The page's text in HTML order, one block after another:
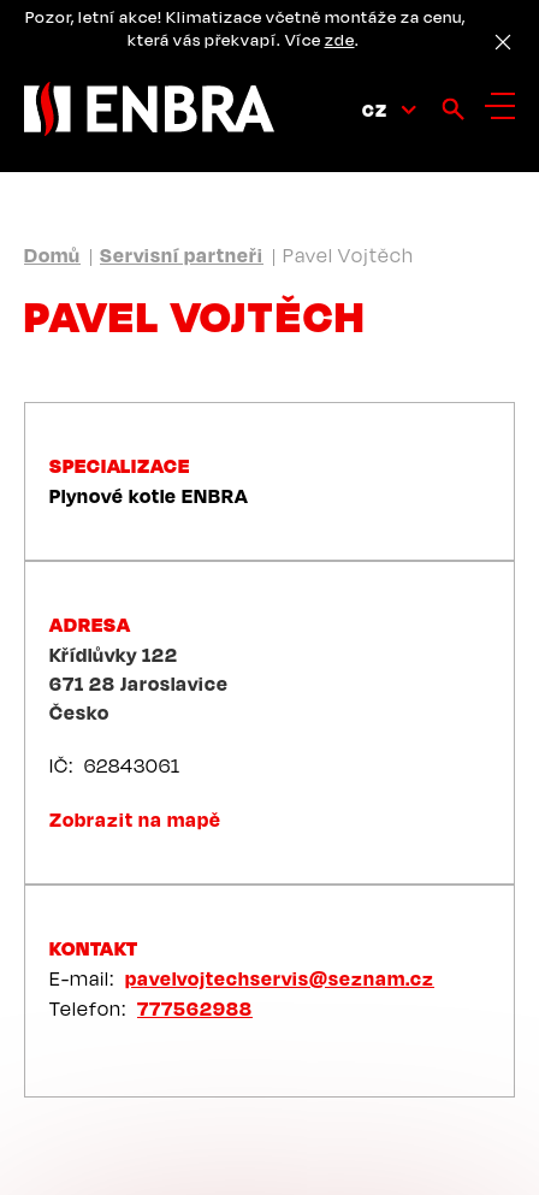
PřejítPozor, letní akce! Klimatizace včetně montáže za cenu,
která vás překvapí. Více zde.
CZ
DROBEČKOVÁ
NAVIGACE
Domů Servisní partneři Pavel Vojtěch
PAVEL VOJTĚCH
SPECIALIZACE
Plynové kotle ENBRA
ADRESA
Křídlůvky 122
671 28 Jaroslavice
Česko
IČ 62843061
Zobrazit na mapě
KONTAKT
E-mail
pavelvojtechservis@seznam.cz
Telefon
777562988